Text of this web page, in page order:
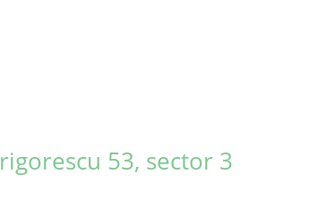
53, sector 3